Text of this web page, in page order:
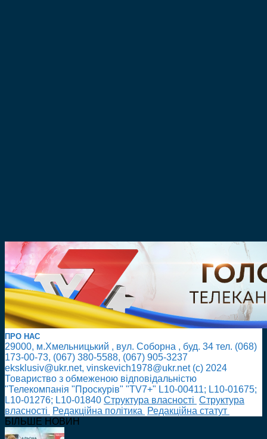
ПРО НАС
29000, м.Хмельницький , вул. Соборна , буд. 34 тел. (068)
173-00-73, (067) 380-5588, (067) 905-3237
eksklusiv@ukr.net, vinskevich1978@ukr.net (с) 2024
Товариство з обмеженою відповідальністю
"Телекомпанія "Проскурів" "TV7+" L10-00411; L10-01675;
L10-01276; L10-01840 Cтруктура власності Cтруктура
власності
Редакційна політика
Редакційна статут
БІЛЬШЕ НОВИН